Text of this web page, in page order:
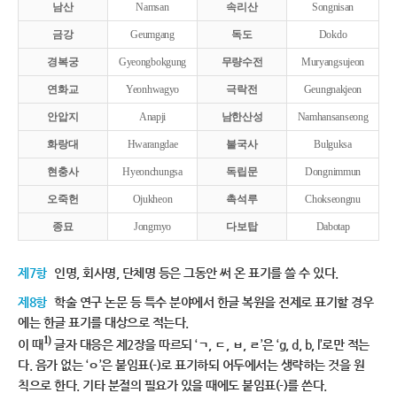
남산 Namsan 속리산 Songnisan
금강 Geumgang 독도 Dokdo
경복궁 Gyeongbokgung 무량수전 Muryangsujeon
연화교 Yeonhwagyo 극락전 Geungnakjeon
안압지 Anapji 남한산성 Namhansanseong
화랑대 Hwarangdae 불국사 Bulguksa
현충사 Hyeonchungsa 독립문 Dongnimmun
오죽헌 Ojukheon 촉석루 Chokseongnu
종묘 Jongmyo 다보탑 Dabotap
제7항 인명, 회사명, 단체명 등은 그동안 써 온 표기를 쓸 수 있다.
제8항 학술 연구 논문 등 특수 분야에서 한글 복원을 전제로 표기할 경우
에는 한글 표기를 대상으로 적는다.
이 때1)글자 대응은 제2장을 따르되 ‘ㄱ, ㄷ, ㅂ, ㄹ’은 ‘g, d, b, l’로만 적는
다. 음가 없는 ‘ㅇ’은 붙임표(-)로 표기하되 어두에서는 생략하는 것을 원
칙으로 한다. 기타 분절의 필요가 있을 때에도 붙임표(-)를 쓴다.